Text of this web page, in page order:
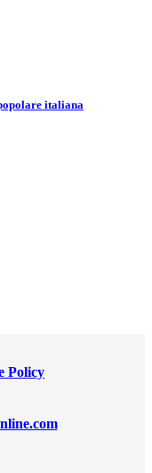
italiana
Policy